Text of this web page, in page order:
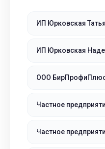
ИП Юрковская
ИП Юрковская
ООО
Частное
Частное